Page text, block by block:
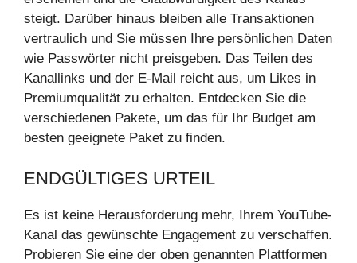
steigt. Darüber hinaus bleiben alle Transaktionen
vertraulich und Sie müssen Ihre persönlichen Daten
wie Passwörter nicht preisgeben. Das Teilen des
Kanallinks und der E-Mail reicht aus, um Likes in
Premiumqualität zu erhalten. Entdecken Sie die
verschiedenen Pakete, um das für Ihr Budget am
besten geeignete Paket zu finden.
ENDGÜLTIGES URTEIL
Es ist keine Herausforderung mehr, Ihrem YouTube-
Kanal das gewünschte Engagement zu verschaffen.
Probieren Sie eine der oben genannten Plattformen